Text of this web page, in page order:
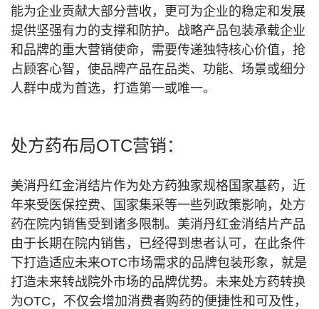
能为企业贡献大部分营收，更可为企业的稳定和发展
提供坚强有力的支撑和防护。战略产品包装承载企业
和品牌的重大营销使命，需要传递独特核心价值，抢
占顾客心智，使品牌产品在品类、功能、场景或细分
人群中成为首选，打造第一或唯一。
处方药布局OTC营销：
美消丹红金消结片作为处方药独家规格国家基药，近
年来受医保控费、国家集采等一些列政策影响，处方
药在院内销售受到诸多限制。美消丹红金消结片产品
由于长期在院内销售，已经得到患者认可，在此条件
下打造适应未来OTC市场需求的品牌包装形象，就是
打造未来转战院外市场的品牌优势。未来处方药转换
为OTC，不仅会增加消费者购药的便捷性和可及性，